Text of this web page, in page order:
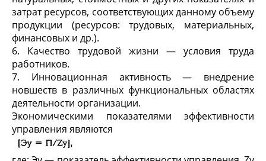
затрат ресурсов, соответствующих данному объему
продукции (ресурсов: трудовых, материальных,
финансовых и др.).
6. Качество трудовой жизни — условия труда
работников.
7. Инновационная активность — внедрение
новшеств в различных функциональных областях
деятельности организации.
Экономическими показателями эффективности
управления являются